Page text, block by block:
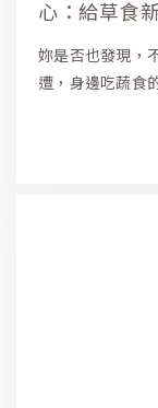
心：給草食
妳是否也發現，
遭，身邊吃蔬食